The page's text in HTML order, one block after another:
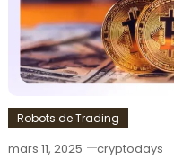
Robots de Trading
mars 11, 2025 cryptodays